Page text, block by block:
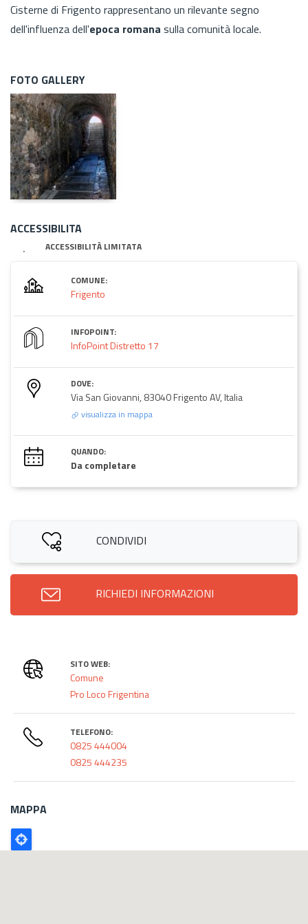
Cisterne di Frigento rappresentano un rilevante segno
dell'influenza dell'epoca romana sulla comunità locale.
FOTO GALLERY
ACCESSIBILITA
ACCESSIBILITÀ LIMITATA
COMUNE:
Frigento
INFOPOINT:
InfoPoint Distretto 17
DOVE:
Via San Giovanni, 83040 Frigento AV, Italia
visualizza in mappa
QUANDO:
Da completare
CONDIVIDI
RICHIEDI INFORMAZIONI
SITO WEB:
Comune
Pro Loco Frigentina
TELEFONO:
0825 444004
0825 444235
MAPPA
Poligono
GEO